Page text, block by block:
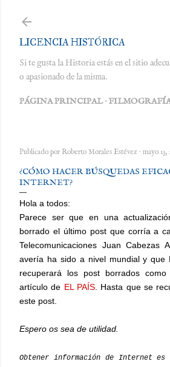
LICENCIA HISTÓRICA
Si te gusta la Historia estás en el sitio
o apasionado de la misma.
PÁGINA PRINCIPAL
Publicado por Roberto Morales Estévez mayo 13,
¿CÓMO HACER BÚSQUEDAS
INTERNET?
Hola a todos:
Parece ser que en una
borrado el último post que corría a
Telecomunicaciones Juan Cabezas
avería ha sido a nivel mundial y que
recuperará los post borrados
artículo de EL PAÍS . Hasta que se
este post.
Espero os sea de utilidad.
Obtener información de Internet es